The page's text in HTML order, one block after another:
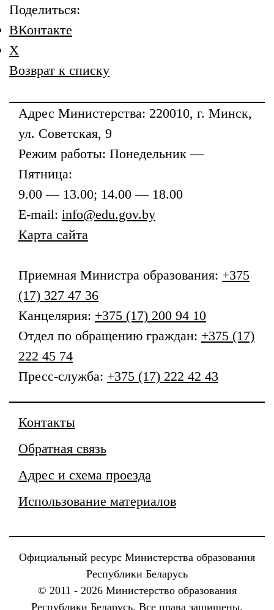
Поделиться:
ВКонтакте
X
Возврат к списку
Адрес Министерства: 220010, г. Минск,
ул. Советская, 9
Режим работы: Понедельник —
Пятница:
9.00 — 13.00; 14.00 — 18.00
E-mail: info@edu.gov.by
Карта сайта
Приемная Министра образования: +375
(17) 327 47 36
Канцелярия: +375 (17) 200 94 10
Отдел по обращению граждан: +375 (17)
222 45 74
Пресс-служба: +375 (17) 222 42 43
Контакты
Обратная связь
Адрес и схема проезда
Использование материалов
Официальный ресурс Министерства образования
Республики Беларусь
© 2011 - 2026 Министерство образования
Республики Беларусь. Все права защищены.